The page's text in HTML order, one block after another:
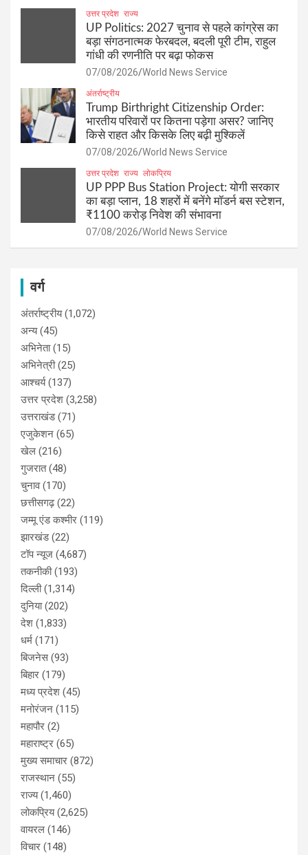
उत्तर प्रदेश राज्य
UP Politics: 2027 चुनाव से पहले कांग्रेस का
बड़ा संगठनात्मक फेरबदल, बदली पूरी टीम, राहुल
गांधी की रणनीति पर बढ़ा फोकस
07/08/2026 World News Service
अंतर्राष्ट्रीय
Trump Birthright Citizenship Order:
भारतीय परिवारों पर कितना पड़ेगा असर? जानिए
किसे राहत और किसके लिए बढ़ी मुश्किलें
07/08/2026 World News Service
उत्तर प्रदेश राज्य लोकप्रिय
UP PPP Bus Station Project: योगी सरकार
का बड़ा प्लान, 18 शहरों में बनेंगे मॉडर्न बस स्टेशन,
₹1100 करोड़ निवेश की संभावना
07/08/2026 World News Service
वर्ग
अंतर्राष्ट्रीय(1,072)
अन्य(45)
अभिनेता(15)
अभिनेत्री(25)
आश्चर्य(137)
उत्तर प्रदेश (3,258)
उत्तराखंड(71)
एजुकेशन (65)
खेल (216)
गुजरात(48)
चुनाव(170)
छत्तीसगढ़(22)
जम्मू एंड कश्मीर (119)
झारखंड(22)
टॉप न्यूज (4,687)
तकनीकी(193)
दिल्ली(1,314)
दुनिया(202)
देश (1,833)
धर्म (171)
बिजनेस(93)
बिहार (179)
मध्य प्रदेश (45)
मनोरंजन (115)
महापौर (2)
महाराष्ट्र (65)
मुख्य समाचार (872)
राजस्थान (55)
राज्य(1,460)
लोकप्रिय(2,625)
वायरल (146)
विचार (148)